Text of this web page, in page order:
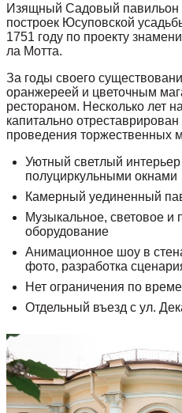
Изящный Садовый павильон
построек Юсуповской
1751 году по проекту
ла Мотта.
За годы своего
оранжереей и цветочным
рестораном. Несколько лет
капитально
проведения торжественных
Уютный светлый
полуциркульными окнами
Камерный уединенный
Музыкальное, световое и
оборудование
Анимационное шоу в
фото, разработка
Нет ограничения по
Отдельный въезд с ул.